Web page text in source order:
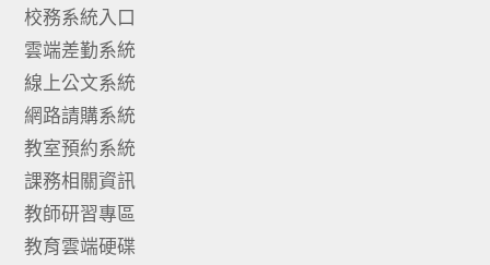
校務系統入口
雲端差勤系統
線上公文系統
網路請購系統
教室預約系統
課務相關資訊
教師研習專區
教育雲端硬碟